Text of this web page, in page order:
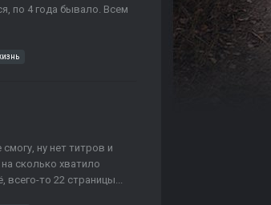
по 4 года бывало. Всем
ну нет титров и
сколько хватило
всего-то 22 страницы...